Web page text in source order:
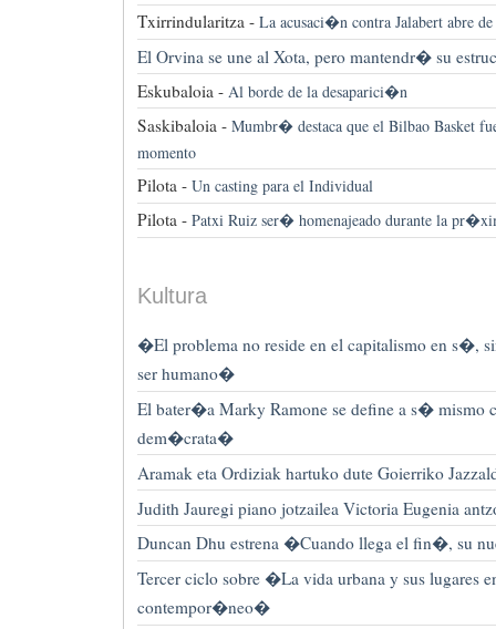
Txirrindularitza - La acusaci�n contra Jalabert abre
El Orvina se une al Xota, pero mantendr� su
Eskubaloia - Al borde de la desaparici�n
Saskibaloia - Mumbr� destaca que el Bilbao Basket
momento
Pilota - Un casting para el Individual
Pilota - Patxi Ruiz ser� homenajeado durante la
Kultura
�El problema no reside en el capitalismo en s�,
ser humano�
El bater�a Marky Ramone se define a s� mismo
dem�crata�
Aramak eta Ordiziak hartuko dute Goierriko
Judith Jauregi piano jotzailea Victoria Eugenia
Duncan Dhu estrena �Cuando llega el fin�, su
Tercer ciclo sobre �La vida urbana y sus lugares
contempor�neo�